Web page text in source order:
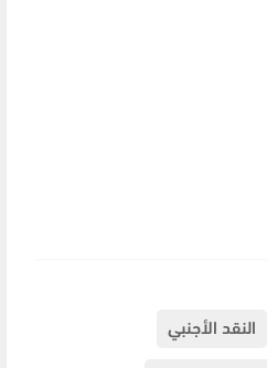
النقد الأجنبي